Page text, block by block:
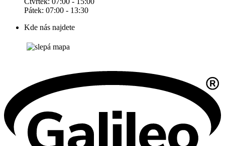
Pátek: 07:00 - 13:30
Kde nás najdete